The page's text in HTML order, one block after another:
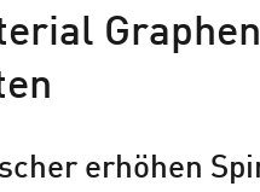
erhöhen
verhalten sich
auf Nickel-Beschichtung